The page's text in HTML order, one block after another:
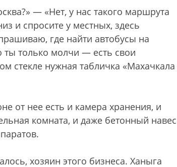
— «Нет, у нас такого маршрута
и спросите у местных, здесь
где найти автобусы на
ты только молчи — есть свои
стекле нужная табличка «Махачкала
от нее есть и камера хранения, и
комната, и даже бетонный навес
хозяин этого бизнеса. Ханыга